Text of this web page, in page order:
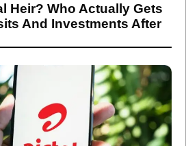
Heir? Who Actually Gets
And Investments After